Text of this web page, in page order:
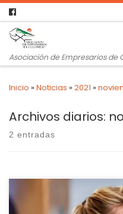
Asociación de Empresarios de
Inicio »Noticias »2021 »
Archivos diarios:
2 entradas